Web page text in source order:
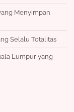
Menyimpan
Selalu Totalitas
Lumpur yang